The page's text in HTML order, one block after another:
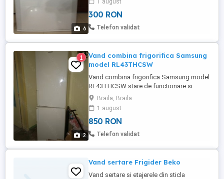
6
1 august
300 RON
Telefon validat
2
1
Vand combina frigorifica Samsung
model RL43THCSW
Vand combina frigorifica Samsung model
RL43THCSW stare de functionare si
estetic foarte buna. Volum net total 316L,
volum frigider net 222L, volum congelator
94L cu 4 sertare, iluminat led, dezghetare
automata, clasa consum A+. Dimensiuni :
200.5 x 59.5 x 64.5 IxLxA cm. numai pentru
Braila, Braila
1 august
850 RON
Telefon validat
Vand sertare Frigider Beko
Vand sertare si etajerele din sticla